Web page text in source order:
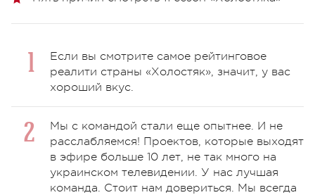
Если вы смотрите самое рейтинговое
реалити страны «Холостяк», значит, у вас
хороший вкус.
Мы с командой стали еще опытнее. И не
расслабляемся! Проектов, которые выходят
в эфире больше 10 лет, не так много на
украинском телевидении. У нас лучшая
команда. Стоит нам довериться. Мы всегда